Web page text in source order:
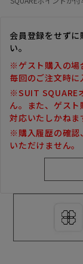
会員登録をせず
い。
※ゲスト購入の場
毎回のご注文時に
※SUIT SQUARE
ん。また、ゲスト
対応いたしかねま
※購入履歴の確認
いただけません。